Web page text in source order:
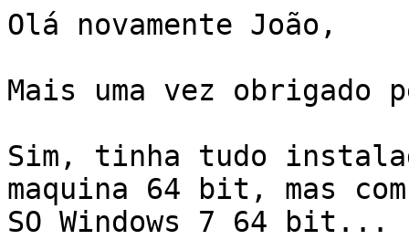
Olá novamente João,
Mais uma vez obrigado
Sim, tinha tudo
maquina 64 bit, mas
SO Windows 7 64 bit...